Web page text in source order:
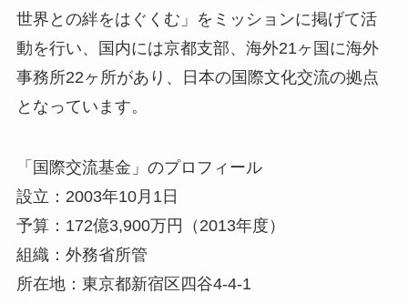
世界との絆をはぐくむ」をミッションに掲げて活
動を行い、国内には京都支部、海外21ヶ国に海外
事務所22ヶ所があり、日本の国際文化交流の拠点
となっています。
「国際交流基金」のプロフィール
設立：2003年10月1日
予算：172億3,900万円（2013年度）
組織：外務省所管
所在地：東京都新宿区四谷4-4-1